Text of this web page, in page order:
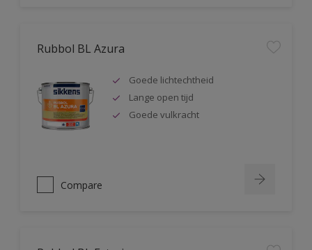
Rubbol BL Azura
Goede lichtechtheid
Lange open tijd
Goede vulkracht
Compare